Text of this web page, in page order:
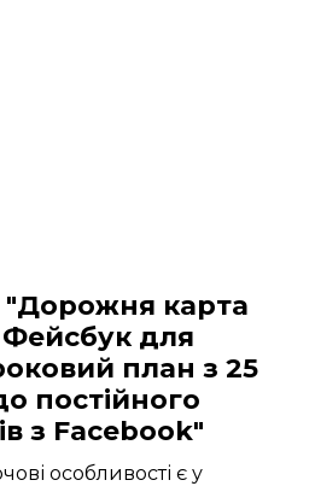
"Дорожня карта
для
план з 25
постійного
з Facebook"
особливості є у